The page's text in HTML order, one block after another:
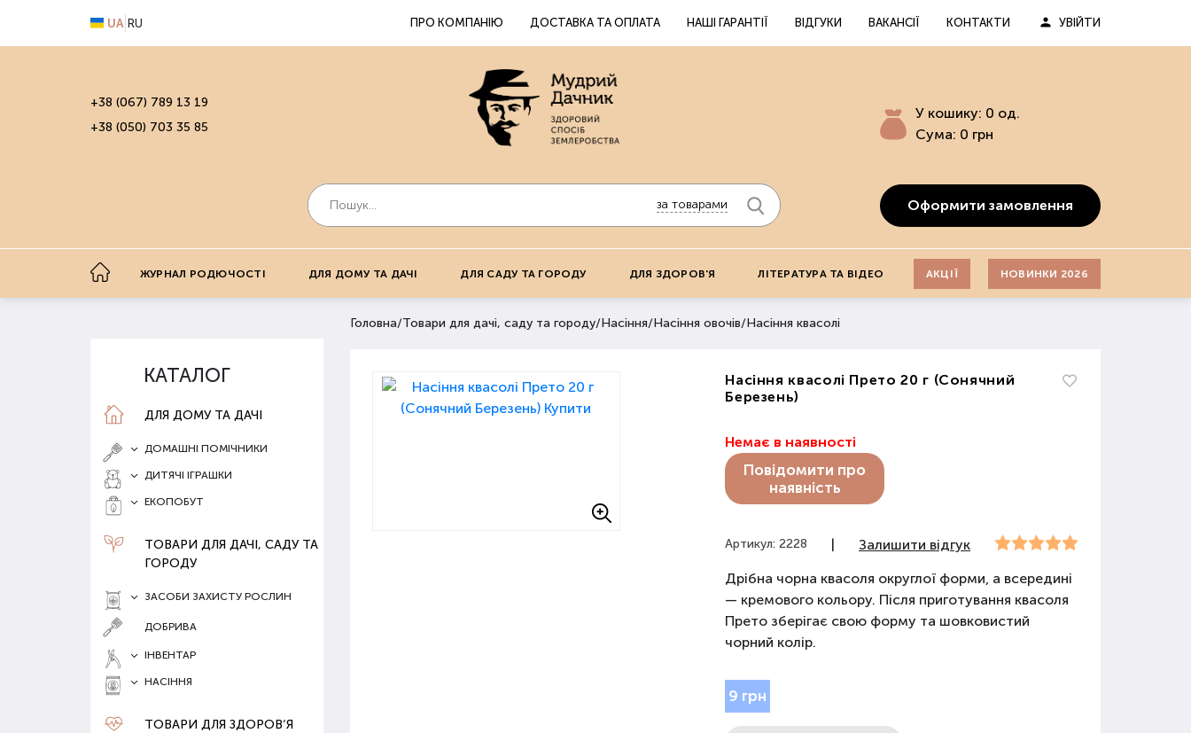
UA RU ПРО КОМПАНІЮ ДОСТАВКА ТА ОПЛАТА НАШІ ГАРАНТІЇ ВІДГУКИ ВАКАНСІЇ КОНТАКТИ УВІЙТИ
+38 (067) 789 13 19
+38 (050) 703 35 85
за товарами
У кошику: 0 од.
Сума: 0 грн
Оформити замовлення
ЖУРНАЛ РОДЮЧОСТІ ДЛЯ ДОМУ ТА ДАЧІ ДЛЯ САДУ ТА ГОРОДУ ДЛЯ ЗДОРОВ'Я ЛІТЕРАТУРА ТА ВІДЕО АКЦІЇ НОВИНКИ 2026
КАТАЛОГ
ДЛЯ ДОМУ ТА ДАЧІ
ДОМАШНІ ПОМІЧНИКИ
ДИТЯЧІ ІГРАШКИ
ЕКОПОБУТ
ТОВАРИ ДЛЯ ДАЧІ, САДУ ТА
ГОРОДУ
ЗАСОБИ ЗАХИСТУ РОСЛИН
ДОБРИВА
ІНВЕНТАР
НАСІННЯ
ТОВАРИ ДЛЯ ЗДОРОВ‘Я
Головна/Товари для дачі, саду та городу/Насіння/Насіння овочів/Насіння квасолі
Насіння квасолі Прето 20 г (Сонячний
Березень)
Немає в наявності
Повідомити про
наявність
Артикул: 2228 |
Залишити відгук
Дрібна чорна квасоля округлої форми, а всередині
— кремового кольору. Після приготування квасоля
Прето зберігає свою форму та шовковистий
чорний колір.
9 грн